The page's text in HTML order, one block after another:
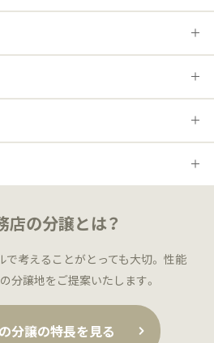
店の分譲とは？
考えることがとっても大切。 性能
分譲地をご提案いたします。
分譲の特長を見る